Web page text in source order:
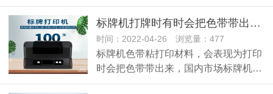
标牌机打牌时有时会把色带带出来？解决方法如下
时间：2022-04-26 浏览量：477
标牌机色带粘打印材料，会表现为打印
时会把色带带出来，国内市场标牌机…